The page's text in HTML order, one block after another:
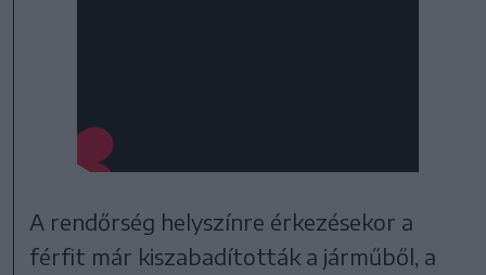
A rendőrség helyszínre érkezésekor a
férfit már kiszabadították a járműből, a